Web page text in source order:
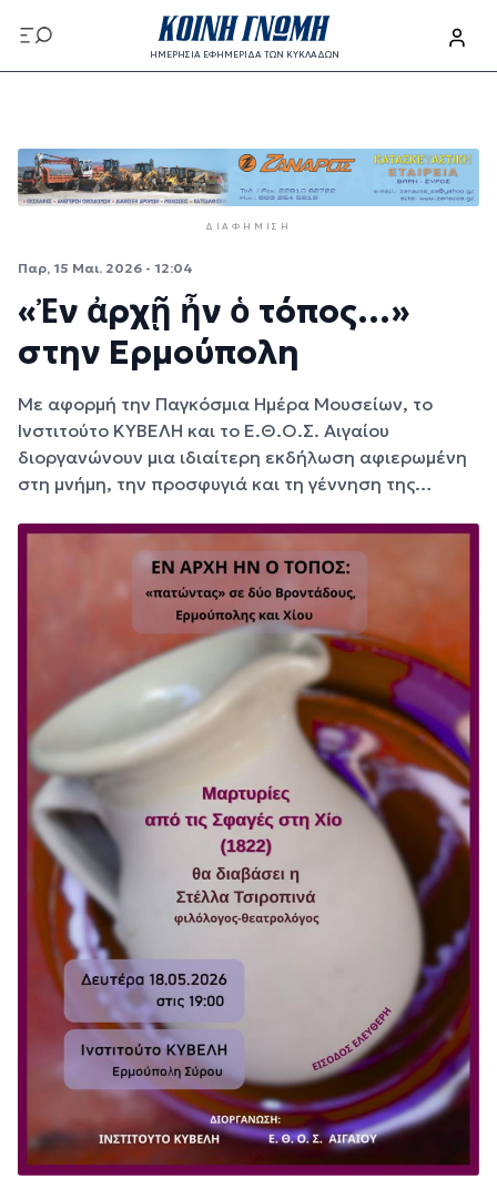
Παράκαμψη προς το κυρίως περιεχόμενο
ΗΜΕΡΗΣΙΑ ΕΦΗΜΕΡΙΔΑ ΤΩΝ ΚΥΚΛΑΔΩΝ
ΔΙΑΦΉΜΙΣΗ
Παρ, 15 Μαι. 2026 - 12:04
«Ἐν ἀρχῇ ἦν ὁ τόπος…»
στην Ερμούπολη
Με αφορμή την Παγκόσμια Ημέρα Μουσείων, το
Ινστιτούτο ΚΥΒΕΛΗ και το Ε.Θ.Ο.Σ. Αιγαίου
διοργανώνουν μια ιδιαίτερη εκδήλωση αφιερωμένη
στη μνήμη, την προσφυγιά και τη γέννηση της…